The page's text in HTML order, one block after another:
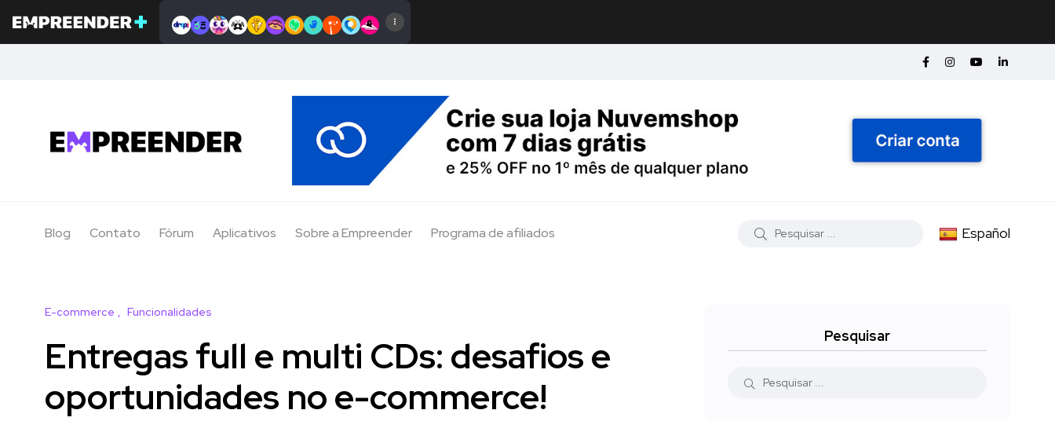
Blog Contato Fórum Aplicativos Sobre a Empreender Programa de afiliados Español
E-commerce Funcionalidades
Entregas full e multi CDs: desafios e
oportunidades no e-commerce!
Pesquisar